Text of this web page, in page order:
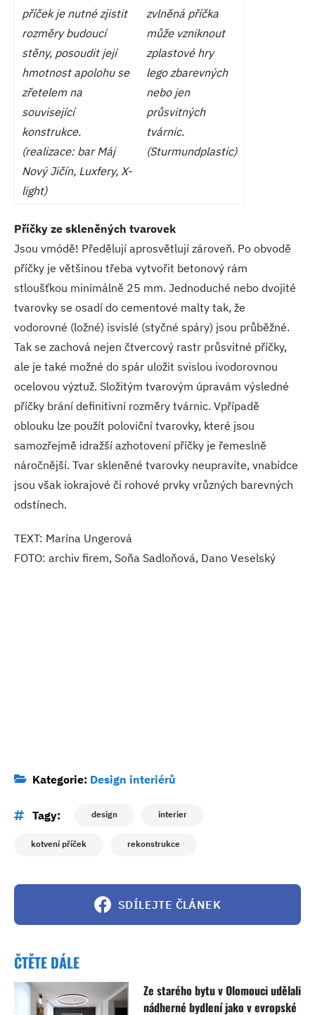
příček je nutné zjistit
rozměry budoucí
stěny, posoudit její
hmotnost apolohu se
zřetelem na
související
konstrukce.
(realizace: bar Máj
Nový Jičín, Luxfery, X-
light)
zvlněná příčka
může vzniknout
zplastové hry
lego zbarevných
nebo jen
průsvitných
tvárnic.
(Sturmundplastic)
Příčky ze skleněných tvarovek
Jsou vmódě! Předělují aprosvětlují zároveň. Po obvodě
příčky je většinou třeba vytvořit betonový rám
stloušťkou minimálně 25 mm. Jednoduché nebo dvojité
tvarovky se osadí do cementové malty tak, že
vodorovné (ložné) isvislé (styčné spáry) jsou průběžné.
Tak se zachová nejen čtvercový rastr průsvitné příčky,
ale je také možné do spár uložit svislou ivodorovnou
ocelovou výztuž. Složitým tvarovým úpravám výsledné
příčky brání definitivní rozměry tvárnic. Vpřípadě
oblouku lze použít poloviční tvarovky, které jsou
samozřejmě idražší azhotovení příčky je řemeslně
náročnější. Tvar skleněné tvarovky neupravíte, vnabídce
jsou však iokrajové či rohové prvky vrůzných barevných
odstínech.
TEXT: Marína Ungerová
FOTO: archiv firem, Soňa Sadloňová, Dano Veselský
Kategorie: Design interiérů
Tagy: design interier
kotvení příček rekonstrukce
SDÍLEJTE ČLÁNEK
ČTĚTE DÁLE
Ze starého bytu v Olomouci udělali
nádherné bydlení jako v evropské